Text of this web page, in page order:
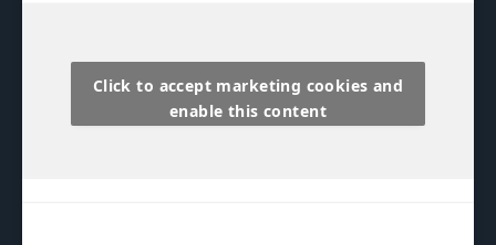
Click to accept marketing cookies and
enable this content